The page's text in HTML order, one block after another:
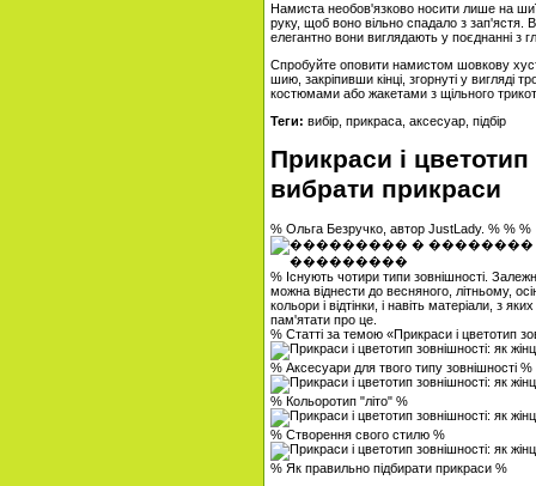
Намиста необов'язково носити лише на
руку, щоб воно вільно спадало з зап'ястя.
елегантно вони виглядають у поєднанні з
Спробуйте оповити намистом шовкову
шию, закріпивши кінці, згорнуті у вигляді
костюмами або жакетами з щільного
Теги: вибір, прикраса, аксесуар, підбір
Прикраси і цветотип
вибрати прикраси
% Ольга Безручко, автор JustLady. % % %
% Існують чотири типи зовнішності.
можна віднести до весняного, літньому,
кольори і відтінки, і навіть матеріали, з
пам'ятати про це.
% Статті за темою «Прикраси і цветотип
% Аксесуари для твого типу зовнішності %
% Кольоротип "літо" %
% Створення свого стилю %
% Як правильно підбирати прикраси %